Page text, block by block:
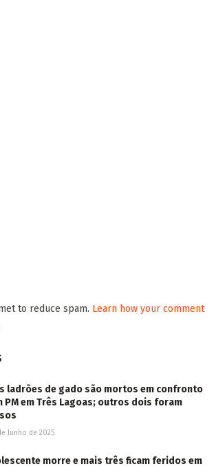
to reduce spam. Learn how your comment
ladrões de gado são mortos em confronto
PM em Três Lagoas; outros dois foram
Junho de 2025
morre e mais três ficam feridos em